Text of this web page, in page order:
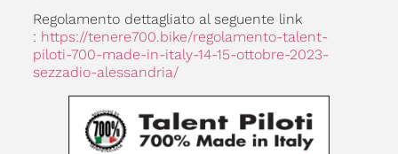
Regolamento dettagliato al seguente link
: https://tenere700.bike/regolamento-talent-
piloti-700-made-in-italy-14-15-ottobre-2023-
sezzadio-alessandria/